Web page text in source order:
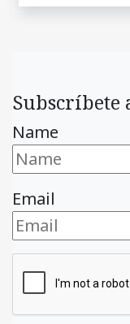
Subscríbete
Name
Email